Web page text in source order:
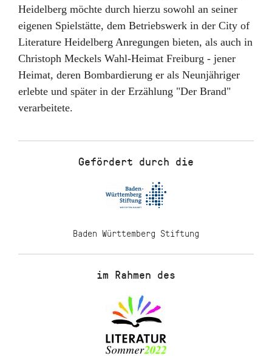
Heidelberg möchte durch hierzu sowohl an seiner
eigenen Spielstätte, dem Betriebswerk in der City of
Literature Heidelberg Anregungen bieten, als auch in
Christoph Meckels Wahl-Heimat Freiburg - jener
Heimat, deren Bombardierung er als Neunjähriger
erlebte und später in der Erzählung "Der Brand"
verarbeitete.
Gefördert durch die
Baden Württemberg Stiftung
im Rahmen des